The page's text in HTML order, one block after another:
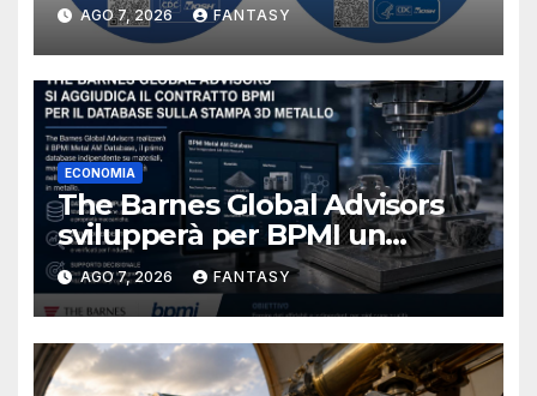
NIOSH
AGO 7, 2026 FANTASY
ECONOMIA
The Barnes Global Advisors
svilupperà per BPMI un
database per la stampa 3D
metallica destinata alla filiera
navale statunitense
AGO 7, 2026 FANTASY